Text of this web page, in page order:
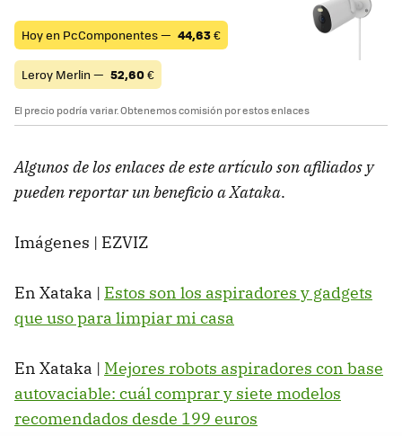
Hoy en PcComponentes — 44,63€
Leroy Merlin — 52,60€
El precio podría variar. Obtenemos comisión por estos enlaces
Algunos de los enlaces de este artículo son afiliados y
pueden reportar un beneficio a Xataka.
Imágenes | EZVIZ
En Xataka | Estos son los aspiradores y gadgets
que uso para limpiar mi casa
En Xataka | Mejores robots aspiradores con base
autovaciable: cuál comprar y siete modelos
recomendados desde 199 euros